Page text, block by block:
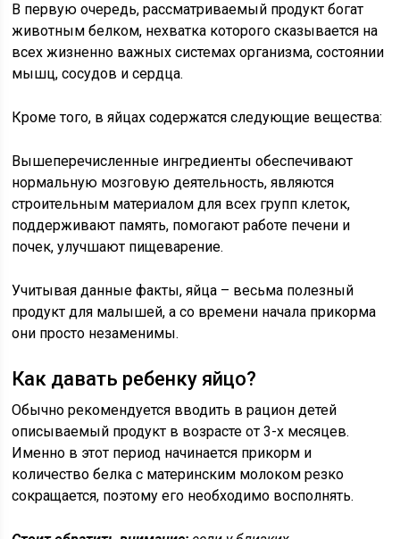
В первую очередь, рассматриваемый продукт богат
животным белком, нехватка которого сказывается на
всех жизненно важных системах организма, состоянии
мышц, сосудов и сердца.
Кроме того, в яйцах содержатся следующие вещества:
Вышеперечисленные ингредиенты обеспечивают
нормальную мозговую деятельность, являются
строительным материалом для всех групп клеток,
поддерживают память, помогают работе печени и
почек, улучшают пищеварение.
Учитывая данные факты, яйца – весьма полезный
продукт для малышей, а со времени начала прикорма
они просто незаменимы.
Как давать ребенку яйцо?
Обычно рекомендуется вводить в рацион детей
описываемый продукт в возрасте от 3-х месяцев.
Именно в этот период начинается прикорм и
количество белка с материнским молоком резко
сокращается, поэтому его необходимо восполнять.